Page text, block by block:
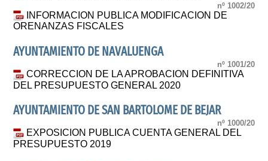
nº 1002/20
INFORMACION PUBLICA MODIFICACION DE
ORENANZAS FISCALES
AYUNTAMIENTO DE NAVALUENGA
nº 1001/20
CORRECCION DE LA APROBACION DEFINITIVA
DEL PRESUPUESTO GENERAL 2020
AYUNTAMIENTO DE SAN BARTOLOME DE BEJAR
nº 1000/20
EXPOSICION PUBLICA CUENTA GENERAL DEL
PRESUPUESTO 2019